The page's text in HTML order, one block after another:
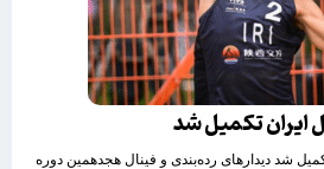
ایران تکمیل شد
شد دیدارهای رده‌بندی و فینال هجدهمین دوره